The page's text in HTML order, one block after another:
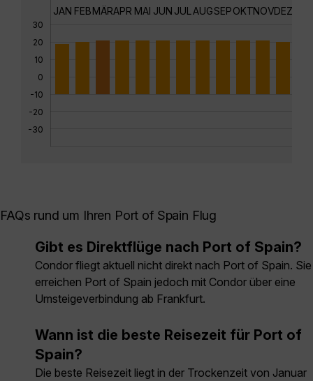
30
20
10
0
-10
-20
-30
JAN FEBMÄRAPR MAI JUN JUL AUGSEPOKTNOVDEZ
FAQs rund um Ihren Port of Spain Flug
Gibt es Direktflüge nach Port of Spain?
Condor fliegt aktuell nicht direkt nach Port of Spain. Sie
erreichen Port of Spain jedoch mit Condor über eine
Umsteigeverbindung ab Frankfurt.
Wann ist die beste Reisezeit für Port of
Spain?
Die beste Reisezeit liegt in der Trockenzeit von Januar